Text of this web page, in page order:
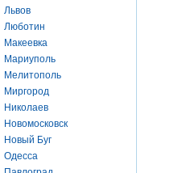
Львов
Люботин
Макеевка
Мариуполь
Мелитополь
Миргород
Николаев
Новомосковск
Новый Буг
Одесса